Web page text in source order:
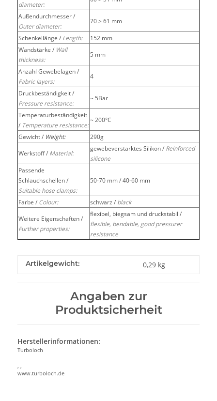
diameter:
Außendurchmesser /
Outer diameter:
70 > 61 mm
Schenkellänge / Length:
152 mm
Wandstärke / Wall
thickness:
5 mm
Anzahl Gewebelagen /
Fabric layers:
4
Druckbeständigkeit /
Pressure resistance:
~ 5Bar
Temperaturbeständigkeit
/ Temperature resistance:
~ 200°C
Gewicht / Weight:
290g
Werkstoff / Material:
gewebeverstärktes Silikon / Reinforced
silicone
Passende
Schlauchschellen /
Suitable hose clamps:
50-70 mm / 40-60 mm
Farbe / Colour: schwarz / black
Weitere Eigenschaften /
Further properties:
flexibel, biegsam und druckstabil /
flexible, bendable, good pressurer
resistance
Artikelgewicht: 0,29 kg
Angaben zur
Produktsicherheit
Herstellerinformationen:
Turboloch
www.turboloch.de